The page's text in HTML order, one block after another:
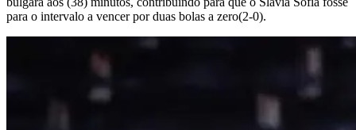
para o intervalo a vencer por duas bolas a zero(2-0).